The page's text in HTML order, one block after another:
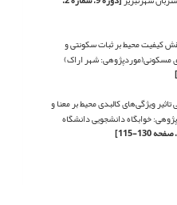
کیفیت محیط بر ثبات سکونتی و
مسکونی(موردپژوهی: شهر اراک)
تاثیر ویژگی‌های کالبدی محیط بر معنا و
خوابگاه دانشجویی دانشگاه